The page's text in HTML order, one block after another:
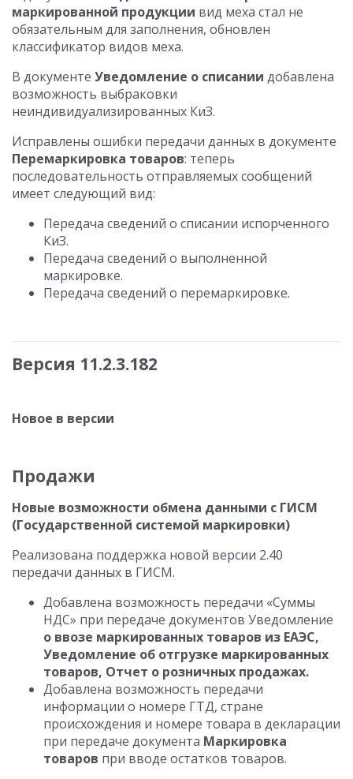
маркированной продукции вид меха стал не
обязательным для заполнения, обновлен
классификатор видов меха.
В документе Уведомление о списании добавлена
возможность выбраковки
неиндивидуализированных КиЗ.
Исправлены ошибки передачи данных в документе
Перемаркировка товаров: теперь
последовательность отправляемых сообщений
имеет следующий вид:
Передача сведений о списании испорченного
КиЗ.
Передача сведений о выполненной
маркировке.
Передача сведений о перемаркировке.
Версия 11.2.3.182
Новое в версии
Продажи
Новые возможности обмена данными с ГИСМ
(Государственной системой маркировки)
Реализована поддержка новой версии 2.40
передачи данных в ГИСМ.
Добавлена возможность передачи «Суммы
НДС» при передаче документов Уведомление
о ввозе маркированных товаров из ЕАЭС,
Уведомление об отгрузке маркированных
товаров, Отчет о розничных продажах.
Добавлена возможность передачи
информации о номере ГТД, стране
происхождения и номере товара в декларации
при передаче документа Маркировка
товаров при вводе остатков товаров.